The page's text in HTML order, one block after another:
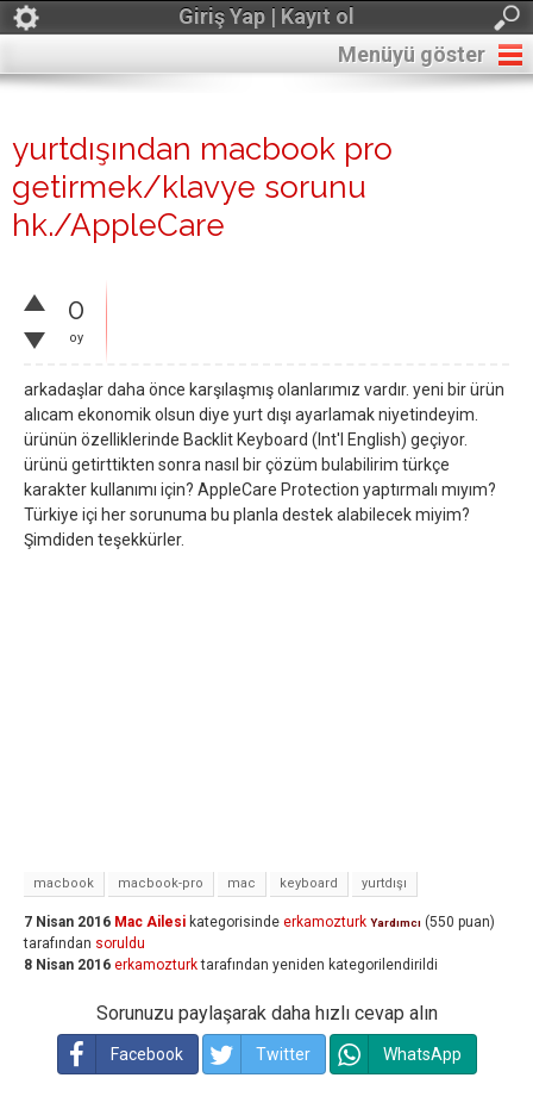
Giriş Yap | Kayıt ol
Menüyü göster
yurtdışından macbook pro
getirmek/klavye sorunu
hk./AppleCare
0
oy
arkadaşlar daha önce karşılaşmış olanlarımız vardır. yeni bir ürün
alıcam ekonomik olsun diye yurt dışı ayarlamak niyetindeyim.
ürünün özelliklerinde Backlit Keyboard (Int'l English) geçiyor.
ürünü getirttikten sonra nasıl bir çözüm bulabilirim türkçe
karakter kullanımı için? AppleCare Protection yaptırmalı mıyım?
Türkiye içi her sorunuma bu planla destek alabilecek miyim?
Şimdiden teşekkürler.
macbook macbook-pro mac keyboard yurtdışı
7 Nisan 2016 Mac Ailesi kategorisinde erkamozturk Yardımcı (550 puan)
tarafından soruldu
8 Nisan 2016 erkamozturktarafından yeniden kategorilendirildi
Sorunuzu paylaşarak daha hızlı cevap alın
Facebook Twitter WhatsApp